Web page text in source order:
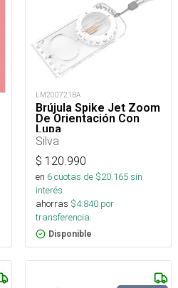
LM200721BA
Brújula Spike Jet Zoom
De Orientación Con
Lupa
Silva
$ 120.990
en 6cuotas de $20.165sin
interés
ahorras $4.840 por
transferencia.
Disponible